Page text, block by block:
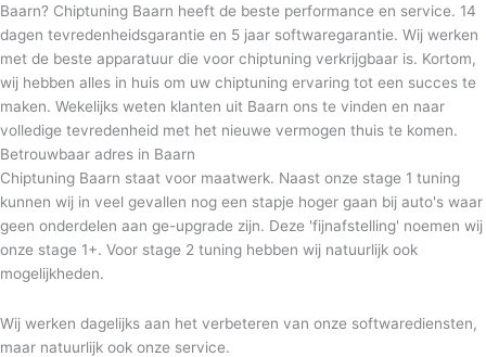
Baarn? Chiptuning Baarn heeft de beste performance en service. 14
dagen tevredenheidsgarantie en 5 jaar softwaregarantie. Wij werken
met de beste apparatuur die voor chiptuning verkrijgbaar is. Kortom,
wij hebben alles in huis om uw chiptuning ervaring tot een succes te
maken. Wekelijks weten klanten uit Baarn ons te vinden en naar
volledige tevredenheid met het nieuwe vermogen thuis te komen.
Betrouwbaar adres in Baarn
Chiptuning Baarn staat voor maatwerk. Naast onze stage 1 tuning
kunnen wij in veel gevallen nog een stapje hoger gaan bij auto's waar
geen onderdelen aan ge-upgrade zijn. Deze 'fijnafstelling' noemen wij
onze stage 1+. Voor stage 2 tuning hebben wij natuurlijk ook
mogelijkheden. ​
Wij werken dagelijks aan het verbeteren van onze softwarediensten,
maar natuurlijk ook onze service.